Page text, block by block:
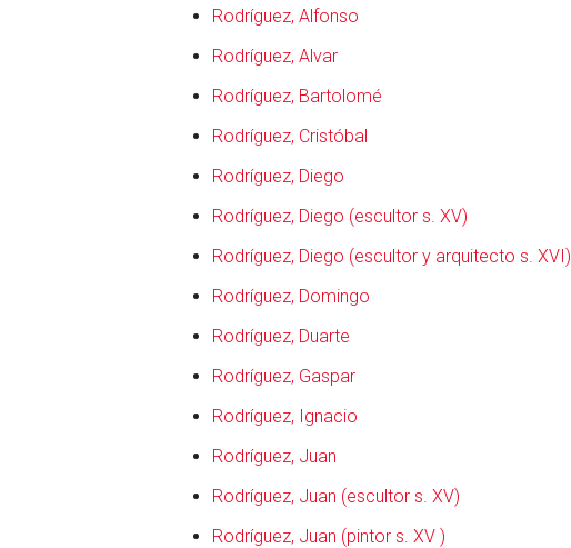
Rodríguez, Alfonso
Rodríguez, Alvar
Rodríguez, Bartolomé
Rodríguez, Cristóbal
Rodríguez, Diego
Rodríguez, Diego (escultor s. XV)
Rodríguez, Diego (escultor y arquitecto s. XVI)
Rodríguez, Domingo
Rodríguez, Duarte
Rodríguez, Gaspar
Rodríguez, Ignacio
Rodríguez, Juan
Rodríguez, Juan (escultor s. XV)
Rodríguez, Juan (pintor s. XV )